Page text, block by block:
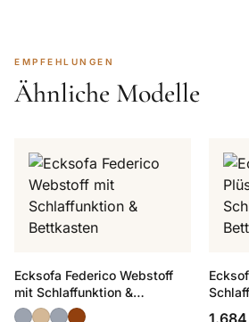
EMPFEHLUNGEN
Ähnliche Modelle
Ecksofa Federico Webstoff
mit Schlaffunktion &
Bettkasten